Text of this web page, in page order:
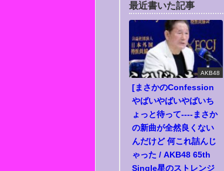
最近書いた記事
AKB48
[まさかのConfession
やばいやばいやばいち
ょっと待って----まさか
の新曲が全然良くない
んだけど 何これ詰んじ
ゃった / AKB48 65th
Single星のストレンジ